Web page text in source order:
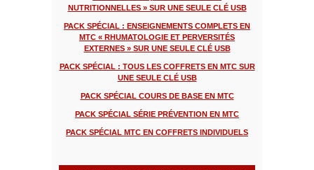
NUTRITIONNELLES » SUR UNE SEULE CLÉ USB
PACK SPÉCIAL : ENSEIGNEMENTS COMPLETS EN
MTC « RHUMATOLOGIE ET PERVERSITÉS
EXTERNES » SUR UNE SEULE CLÉ USB
PACK SPÉCIAL : TOUS LES COFFRETS EN MTC SUR
UNE SEULE CLÉ USB
PACK SPÉCIAL COURS DE BASE EN MTC
PACK SPÉCIAL SÉRIE PRÉVENTION EN MTC
PACK SPÉCIAL MTC EN COFFRETS INDIVIDUELS